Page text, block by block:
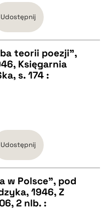
Udostępnij
teorii poezji",
Księgarnia
s. 174 :
Udostępnij
w Polsce", pod
1946, Z
2 nlb. :